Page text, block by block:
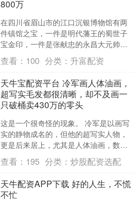
800万
在四川省眉山市的江口沉银博物馆有两
件镇馆之宝，一件是明代藩王的蜀世子
宝金印，一件是张献忠的永昌大元帅金
印。 江口沉银的绝大多数文物都是我国
考古人员发掘出水的，但....
查看： 100 分类： 升富配资
天牛宝配资平台 冷军画人体油画，
超写实毛发都很清晰，却不及画一
只破桶卖430万的零头
这是一个很奇怪的现象。 冷军是以画写
实的静物成名的，但他的超写实人物，
更是后来居上，尤其是人体油画，数量
不多，技法上更是精湛。 比如他创作的
这幅女生全身人体画，....
查看： 195 分类：炒股配资选配
天牛配资APP下载 好的人生，不慌
不忙